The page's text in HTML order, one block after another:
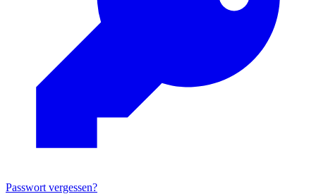
Passwort vergessen?